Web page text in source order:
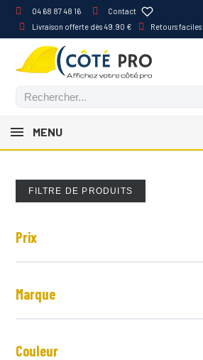
04 68 87 48 16
Contact
Livraison offerte dès 49.90 €
Retours faciles
MENU
FILTRE DE PRODUITS
Prix
Marque
Couleur